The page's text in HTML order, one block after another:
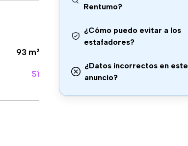
93 m²
Sí
Rentumo?
¿Cómo puedo evitar a los
estafadores?
¿Datos incorrectos en este
anuncio?